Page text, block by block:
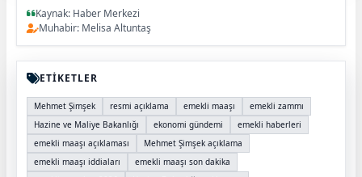
Kaynak: Haber Merkezi
Muhabir: Melisa Altuntaş
ETİKETLER
Mehmet Şimşek resmi açıklama emekli maaşı
emekli zammı
Hazine ve Maliye Bakanlığı
ekonomi gündemi
emekli haberleri
emekli maaşı açıklaması
Mehmet Şimşek açıklama
emekli maaşı iddiaları
emekli maaşı son dakika